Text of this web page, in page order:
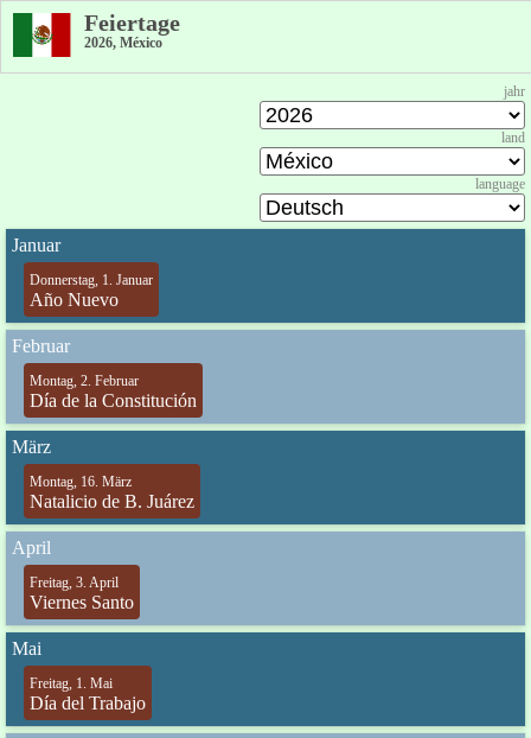
Feiertage
2026, México
jahr
land
language
Januar
Donnerstag, 1. Januar
Año Nuevo
Februar
Montag, 2. Februar
Día de la Constitución
März
Montag, 16. März
Natalicio de B. Juárez
April
Freitag, 3. April
Viernes Santo
Mai
Freitag, 1. Mai
Día del Trabajo